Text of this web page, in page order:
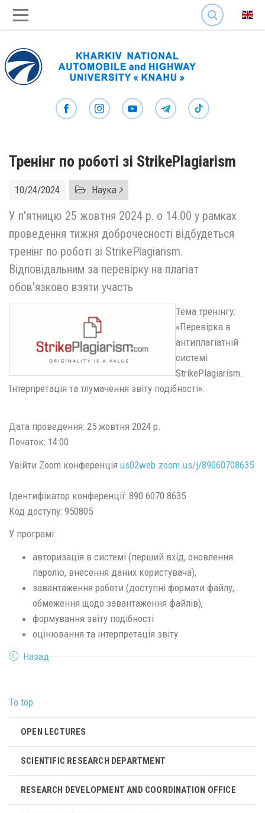
SEARCH
Тренінг по роботі зі StrikePlagiarism
10/24/2024 Наука
У п'ятницю 25 жовтня 2024 р. о 14.00 у рамках
проведення тижня доброчесності відбудеться
тренінг по роботі зі StrikePlagiarism.
Відповідальним за перевірку на плагіат
обов'язково взяти участь
Тема тренінгу:
«Перевірка в
антиплагіатній
системі
StrikePlagiarism.
Інтерпретація та тлумачення звіту подібності».
Дата проведення: 25 жовтня 2024 р.
Початок: 14:00
Увійти Zoom конференція us02web.zoom.us/j/89060708635
Ідентифікатор конференції: 890 6070 8635
Код доступу: 950805
У програмі:
авторизація в системі (перший вхід, оновлення
паролю, внесення даних користувача),
завантаження роботи (доступні формати файлу,
обмеження щодо завантаження файлів),
формування звіту подібності
оцінювання та інтерпретація звіту
Назад
To top
OPEN LECTURES
SCIENTIFIC RESEARCH DEPARTMENT
RESEARCH DEVELOPMENT AND COORDINATION OFFICE